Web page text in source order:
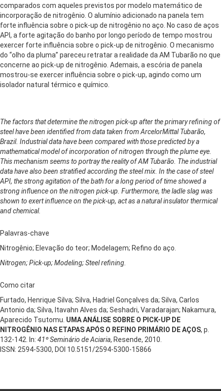
comparados com aqueles previstos por modelo matemático de
incorporação de nitrogênio. O alumínio adicionado na panela tem
forte influência sobre o pick-up de nitrogênio no aço. No caso de aços
API, a forte agitação do banho por longo período de tempo mostrou
exercer forte influência sobre o pick-up de nitrogênio. O mecanismo
do “olho da pluma” pareceu retratar a realidade da AM Tubarão no que
concerne ao pick-up de nitrogênio. Ademais, a escória de panela
mostrou-se exercer influência sobre o pick-up, agindo como um
isolador natural térmico e químico.
The factors that determine the nitrogen pick-up after the primary refining of
steel have been identified from data taken from ArcelorMittal Tubarão,
Brazil. Industrial data have been compared with those predicted by a
mathematical model of incorporation of nitrogen through the plume eye.
This mechanism seems to portray the reality of AM Tubarão. The industrial
data have also been stratified according the steel mix. In the case of steel
API, the strong agitation of the bath for a long period of time showed a
strong influence on the nitrogen pick-up. Furthermore, the ladle slag was
shown to exert influence on the pick-up, act as a natural insulator thermical
and chemical.
Palavras-chave
Nitrogênio; Elevação do teor; Modelagem; Refino do aço.
Nitrogen; Pick-up; Modeling; Steel refining.
Como citar
Furtado, Henrique Silva; Silva, Hadriel Gonçalves da; Silva, Carlos
Antonio da; Silva, Itavahn Alves da; Seshadri, Varadarajan; Nakamura,
Aparecido Tsutomu. UMA ANÁLISE SOBRE O PICK-UP DE
NITROGÊNIO NAS ETAPAS APÓS O REFINO PRIMÁRIO DE AÇOS, p.
132-142. In: 41º Seminário de Aciaria, Resende, 2010.
ISSN: 2594-5300, DOI 10.5151/2594-5300-15866